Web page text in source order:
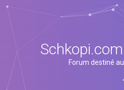
Forum destiné